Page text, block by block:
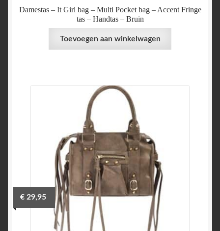
Damestas – It Girl bag – Multi Pocket bag – Accent Fringe
tas – Handtas – Bruin
Toevoegen aan winkelwagen
€29,95